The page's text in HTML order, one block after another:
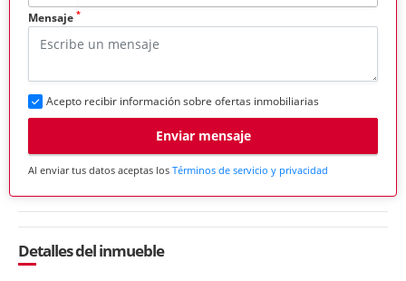
Mensaje *
Acepto recibir información sobre ofertas inmobiliarias
Enviar mensaje
Al enviar tus datos aceptas los Términos de servicio y privacidad
Detalles del inmueble